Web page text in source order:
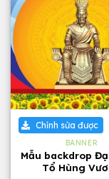
Chỉnh sửa được
BANNER
Mẫu backdrop
Tổ Hùng